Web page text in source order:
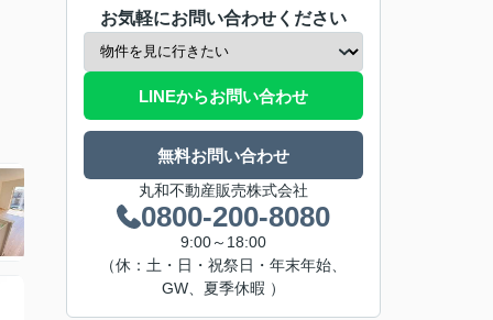
お気軽にお問い合わせください
LINEからお問い合わせ
無料お問い合わせ
丸和不動産販売株式会社
0800-200-8080
9:00～18:00
（休：土・日・祝祭日・年末年始、
GW、夏季休暇 ）